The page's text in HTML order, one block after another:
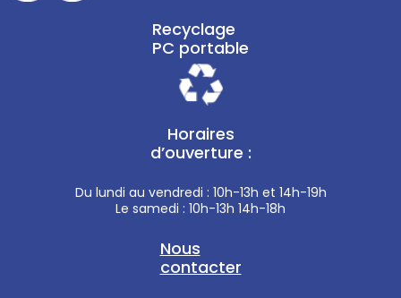
Recyclage
PC portable
Horaires
d’ouverture :
Du lundi au vendredi : 10h-13h et 14h-19h
Le samedi : 10h-13h 14h-18h
Nous
contacter